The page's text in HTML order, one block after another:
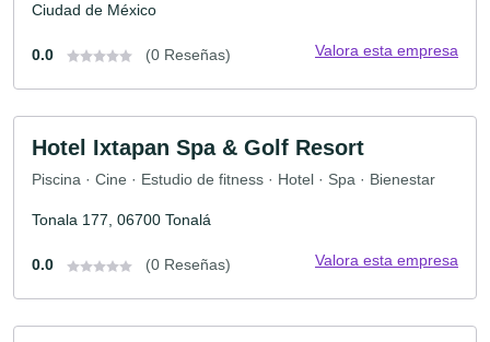
Ciudad de México
0.0 (0 Reseñas) Valora esta empresa
Hotel Ixtapan Spa & Golf Resort
Piscina · Cine · Estudio de fitness · Hotel · Spa · Bienestar
Tonala 177, 06700 Tonalá
0.0 (0 Reseñas) Valora esta empresa